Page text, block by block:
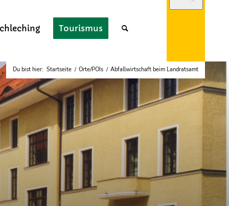
Tourismus
Du bist hier: Startseite / Orte/POIs / Abfallwirtschaft beim Landratsamt